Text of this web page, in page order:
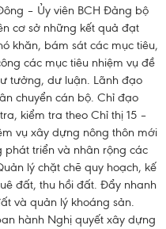
– Ủy viên BCH Đảng bộ
cơ sở những kết quả đạt
khăn, bám sát các mục tiêu,
các mục tiêu nhiệm vụ đề
tưởng, dư luận. Lãnh đạo
chuyển cán bộ. Chỉ đạo
kiểm tra theo Chỉ thị 15 –
vụ xây dựng nông thôn mới
phát triển và nhân rộng các
lý chặt chẽ quy hoạch, kế
đất, thu hồi đất. Đẩy nhanh
và quản lý khoáng sản.
hành Nghị quyết xây dựng